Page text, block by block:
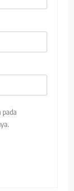
pada